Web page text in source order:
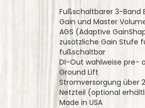
Fußschaltbarer 3-Band
Gain und Master
AGS (Adaptive
zusätzliche Gain Stufe
fußschaltbar
DI-Out wahlweise pre-
Ground Lift
Stromversorgung über
Netzteil (optional
Made in USA